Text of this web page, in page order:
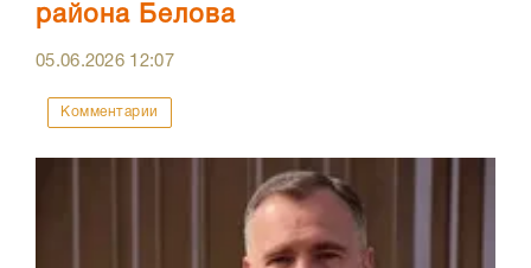
района Белова
05.06.2026 12:07
Комментарии